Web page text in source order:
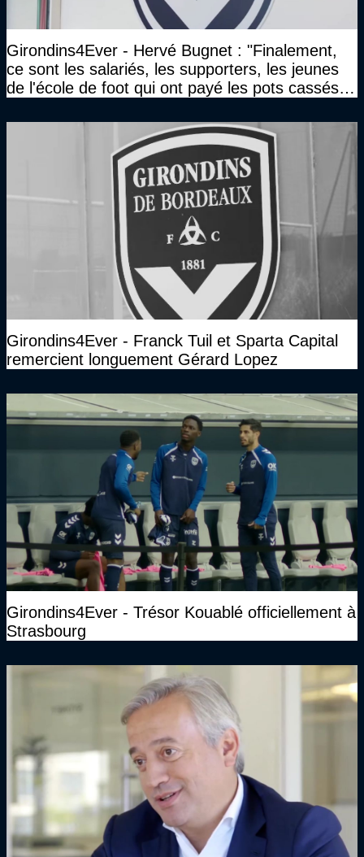
Girondins4Ever - Hervé Bugnet : "Finalement,
ce sont les salariés, les supporters, les jeunes
de l'école de foot qui ont payé les pots cassés
Girondins4Ever - Franck Tuil et Sparta Capital
remercient longuement Gérard Lopez
Girondins4Ever - Trésor Kouablé officiellement à
Strasbourg